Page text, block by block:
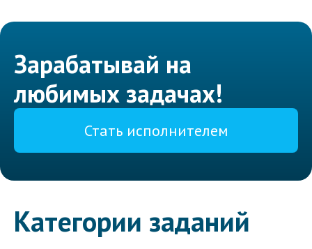
Зарабатывай на
любимых задачах!
Стать исполнителем
Категории заданий